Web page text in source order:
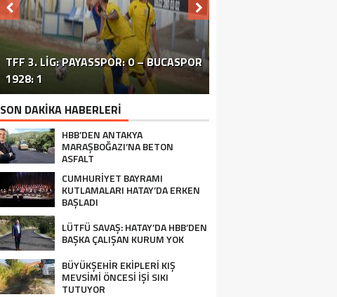
ERZİNLİ ÇİFTÇİLERE GIDA VE
TURUNÇGİL EĞİTİMİ VERİLDİ
HATAY’DAKI ÇATIŞMA VE PATLAMA:
BÖLGEDE OPERASYON SÜRÜYOR
TFF 3. LIG: PAYASSPOR: 0 – BUCASPOR
1928: 1
SİVİL TOPLUM ÖRGÜTLERİ ORTAK
BASIN TOPLANTISI FOTOĞRAF
SON DAKİKA HABERLERİ
HBB’DEN ANTAKYA
MARAŞBOĞAZI’NA BETON
ASFALT
CUMHURİYET BAYRAMI
KUTLAMALARI HATAY’DA ERKEN
BAŞLADI
LÜTFÜ SAVAŞ: HATAY’DA HBB’DEN
BAŞKA ÇALIŞAN KURUM YOK
BÜYÜKŞEHİR EKİPLERİ KIŞ
MEVSİMİ ÖNCESİ İŞİ SIKI
TUTUYOR